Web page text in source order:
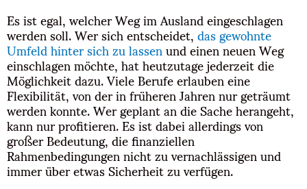
Es ist egal, welcher Weg im Ausland eingeschlagen
werden soll. Wer sich entscheidet,das gewohnte
Umfeld hinter sich zu lassenund einen neuen Weg
einschlagen möchte, hat heutzutage jederzeit die
Möglichkeit dazu. Viele Berufe erlauben eine
Flexibilität, von der in früheren Jahren nur geträumt
werden konnte. Wer geplant an die Sache herangeht,
kann nur profitieren. Es ist dabei allerdings von
großer Bedeutung, die finanziellen
Rahmenbedingungen nicht zu vernachlässigen und
immer über etwas Sicherheit zu verfügen.